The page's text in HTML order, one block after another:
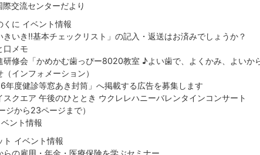
交流センターだより
くに イベント情報
きいき!!基本チェックリスト」の記入・返送はお済みでしょうか？
口メモ
研修会「かめかむ歯っぴー8020教室 ♪よい歯で、よくかみ、よいか
（インフォメーション）
年度健診等窓あき封筒」へ掲載する広告を募集します
スクエア 午後のひととき ウクレレハニーバレンタインコンサート
ジから23ページまで）
ント情報
ト イベント情報
らの雇用・年金・医療保険を学ぶセミナー